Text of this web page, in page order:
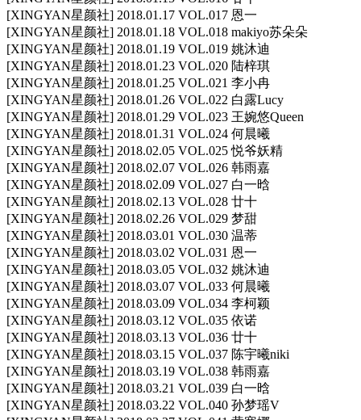
[XINGYAN星颜社] 2018.01.17 VOL.017 恩一
[XINGYAN星颜社] 2018.01.18 VOL.018 makiyo苏朵朵
[XINGYAN星颜社] 2018.01.19 VOL.019 姚沐迪
[XINGYAN星颜社] 2018.01.23 VOL.020 陆梓琪
[XINGYAN星颜社] 2018.01.25 VOL.021 李小冉
[XINGYAN星颜社] 2018.01.26 VOL.022 白露Lucy
[XINGYAN星颜社] 2018.01.29 VOL.023 王婉悠Queen
[XINGYAN星颜社] 2018.01.31 VOL.024 何晨曦
[XINGYAN星颜社] 2018.02.05 VOL.025 悦爷妖精
[XINGYAN星颜社] 2018.02.07 VOL.026 韩雨嘉
[XINGYAN星颜社] 2018.02.09 VOL.027 白一晗
[XINGYAN星颜社] 2018.02.13 VOL.028 廿十
[XINGYAN星颜社] 2018.02.26 VOL.029 梦甜
[XINGYAN星颜社] 2018.03.01 VOL.030 温蒂
[XINGYAN星颜社] 2018.03.02 VOL.031 恩一
[XINGYAN星颜社] 2018.03.05 VOL.032 姚沐迪
[XINGYAN星颜社] 2018.03.07 VOL.033 何晨曦
[XINGYAN星颜社] 2018.03.09 VOL.034 李柯颖
[XINGYAN星颜社] 2018.03.12 VOL.035 依诺
[XINGYAN星颜社] 2018.03.13 VOL.036 廿十
[XINGYAN星颜社] 2018.03.15 VOL.037 陈宇曦niki
[XINGYAN星颜社] 2018.03.19 VOL.038 韩雨嘉
[XINGYAN星颜社] 2018.03.21 VOL.039 白一晗
[XINGYAN星颜社] 2018.03.22 VOL.040 孙梦瑶V